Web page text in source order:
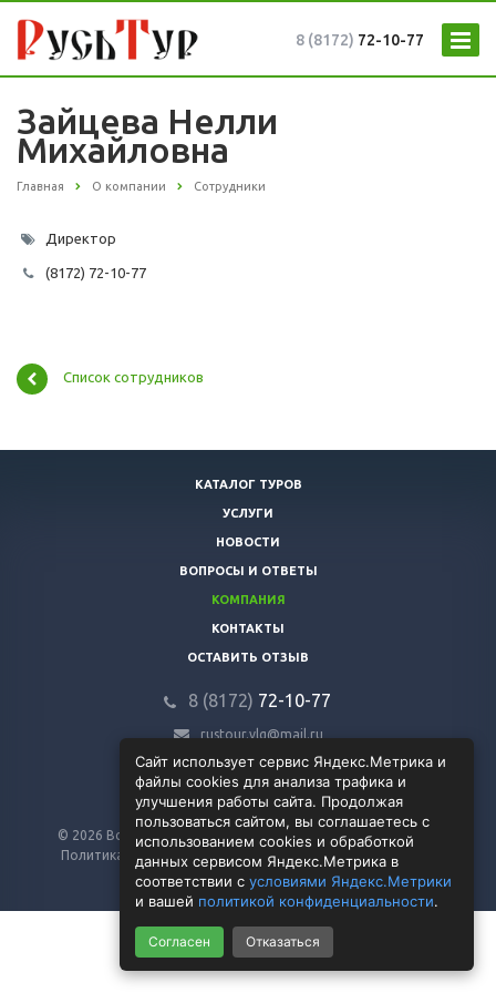
8 (8172) 72-10-77
Зайцева Нелли
Михайловна
Главная О компании Сотрудники
Директор
(8172) 72-10-77
Список сотрудников
КАТАЛОГ ТУРОВ
УСЛУГИ
НОВОСТИ
ВОПРОСЫ И ОТВЕТЫ
КОМПАНИЯ
КОНТАКТЫ
ОСТАВИТЬ ОТЗЫВ
8 (8172) 72-10-77
rustour.vlg@mail.ru
© 2026 Все права защищены. Разработка сайта:
alferiev.ru
Политика в отношении обработки персональных данных
Сайт использует сервис Яндекс.Метрика и
файлы cookies для анализа трафика и
улучшения работы сайта. Продолжая
пользоваться сайтом, вы соглашаетесь с
использованием cookies и обработкой
данных сервисом Яндекс.Метрика в
соответствии с условиями Яндекс.Метрики
и вашей политикой конфиденциальности.
Согласен Отказаться